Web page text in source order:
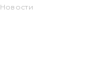
Новости